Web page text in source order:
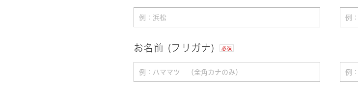
お名前 (フリガナ) 必須